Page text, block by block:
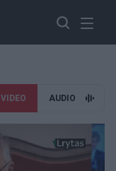
VIDEO AUDIO